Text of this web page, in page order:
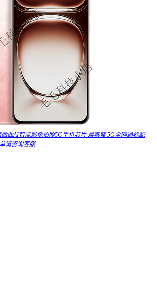
微曲AI智能影像拍照5G手机芯片 晨雾蓝 5G全网通标配
请咨询客服